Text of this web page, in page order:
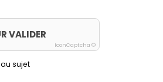
VALIDER
IconCaptcha ©
sujet